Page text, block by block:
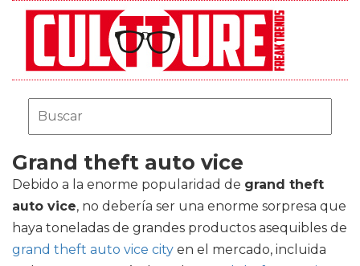
Grand theft auto vice
Debido a la enorme popularidad de grand theft
auto vice, no debería ser una enorme sorpresa que
haya toneladas de grandes productos asequibles de
grand theft auto vice city en el mercado, incluida